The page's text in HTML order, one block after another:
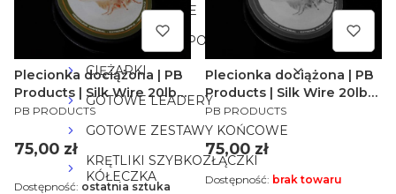
HAKI KARPIOWE
GOTOWE PRZYPONY KARPIOWE
CIĘŻARKI
GOTOWE LEADERY
GOTOWE ZESTAWY KOŃCOWE
KRĘTLIKI SZYBKOZŁĄCZKI
KÓŁECZKA
Plecionka dociążona | PB
Products | Silk Wire 20lb
Weed 10m
PRODUCENT
PB PRODUCTS
Cena
75,00 zł
Dostępność: ostatnia sztuka
Plecionka dociążona | PB
Products | Silk Wire 20lb
Silt 10m
PRODUCENT
PB PRODUCTS
Cena
75,00 zł
Dostępność: brak towaru